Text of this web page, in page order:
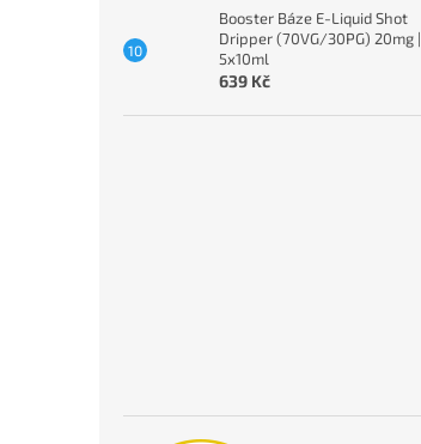
Booster Báze E-Liquid Shot
Dripper (70VG/30PG) 20mg |
5x10ml
639 Kč